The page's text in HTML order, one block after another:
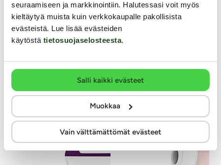
seuraamiseen ja markkinointiin. Halutessasi voit myös
kieltäytyä muista kuin verkkokaupalle pakollisista
evästeistä. Lue lisää evästeiden
käytöstä tietosuojaselosteesta.
Salli kaikki evästeet
Muokkaa
Vain välttämättömät evästeet
SwimCount™ on helppokäyttöinen kotitesti, joka antaa
nopean ja luotettavan tuloksen miehen
hedelmällisyydestä. Tanskassa kehitetty ja valmistettu
SwimCount™ kotitesti perustuu patentoituun
teknologiaan ja se mittaa eteenpäin liikkuvien
49.99 €
Muut asiakkaat ostivat
KESTOETUTUOTE